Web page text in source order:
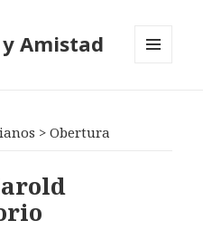
Amistad
>Obertura